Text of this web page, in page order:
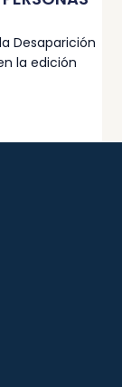
Desaparición
la edición